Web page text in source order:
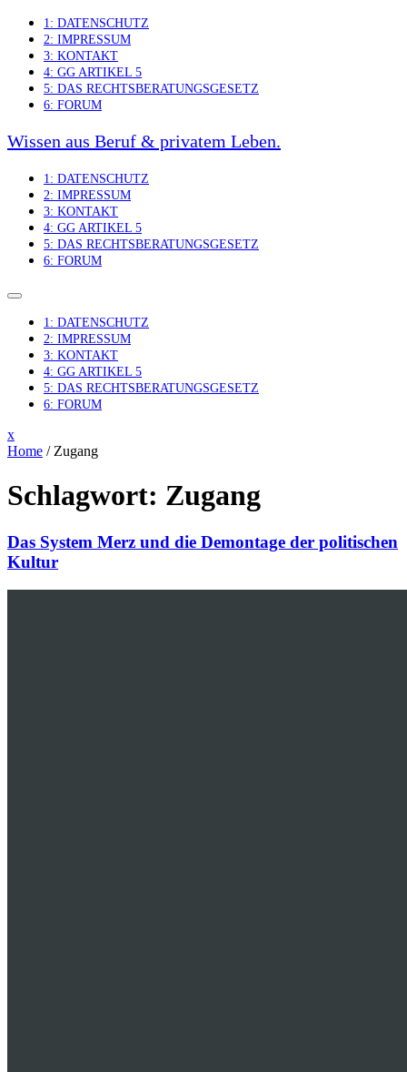
Skip
content
1: DATENSCHUTZ
2: IMPRESSUM
3: KONTAKT
4: GG ARTIKEL 5
5: DAS RECHTSBERATUNGSGESETZ
6: FORUM
Wissen aus Beruf & privatem Leben.
1: DATENSCHUTZ
2: IMPRESSUM
3: KONTAKT
4: GG ARTIKEL 5
5: DAS RECHTSBERATUNGSGESETZ
6: FORUM
1: DATENSCHUTZ
2: IMPRESSUM
3: KONTAKT
4: GG ARTIKEL 5
5: DAS RECHTSBERATUNGSGESETZ
6: FORUM
xClose
Menu
Home / Zugang
Schlagwort: Zugang
Das System Merz und die Demontage der politischen
Kultur